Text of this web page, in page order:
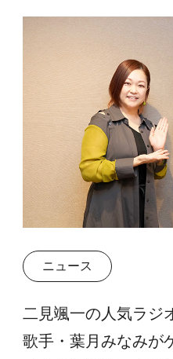
ニュース
二見颯一の人気ラジ
歌手・葉月みなみ